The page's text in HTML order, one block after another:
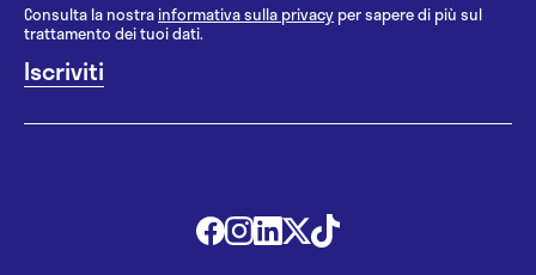
Consulta la nostrainformativa sulla privacy per sapere di più sul
trattamento dei tuoi dati.